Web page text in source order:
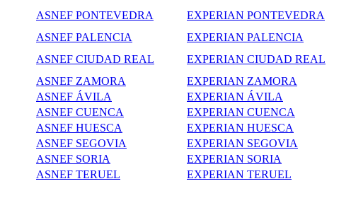
ASNEF PONTEVEDRA
EXPERIAN PONTEVEDRA
ASNEF PALENCIA
EXPERIAN PALENCIA
ASNEF CIUDAD REAL
EXPERIAN CIUDAD REAL
ASNEF ZAMORA
EXPERIAN ZAMORA
ASNEF ÁVILA
EXPERIAN ÁVILA
ASNEF CUENCA
EXPERIAN CUENCA
ASNEF HUESCA
EXPERIAN HUESCA
ASNEF SEGOVIA
EXPERIAN SEGOVIA
ASNEF SORIA
EXPERIAN SORIA
ASNEF TERUEL
EXPERIAN TERUEL